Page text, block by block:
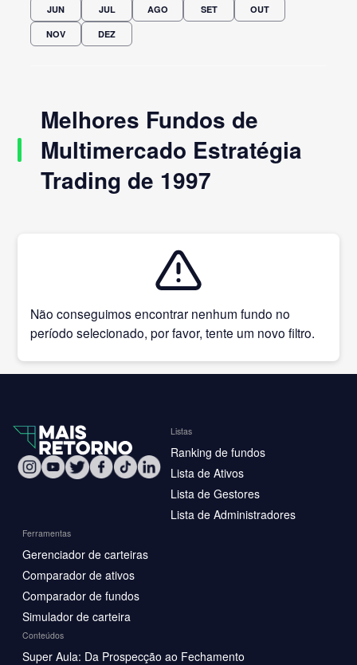
JUN JUL AGO SET OUT
NOV DEZ
Melhores Fundos de
Multimercado Estratégia
Trading de 1997
Não conseguimos encontrar nenhum fundo no
período selecionado, por favor, tente um novo filtro.
Listas
Ranking de fundos
Lista de Ativos
Lista de Gestores
Lista de Administradores
Ferramentas
Gerenciador de carteiras
Comparador de ativos
Comparador de fundos
Simulador de carteira
Conteúdos
Super Aula: Da Prospecção ao Fechamento